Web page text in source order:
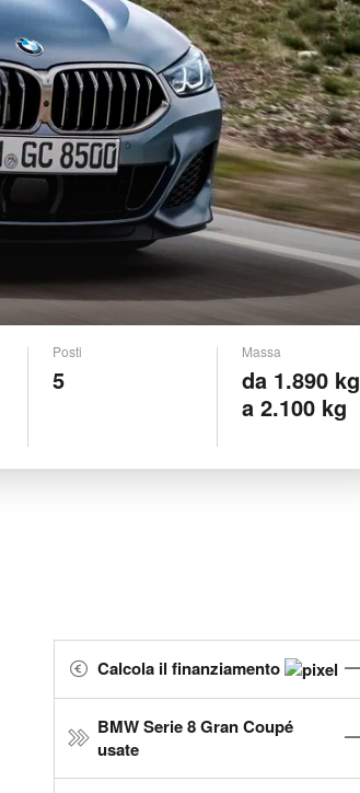
Posti
5
Massa
da 1.890 kg
a 2.100 kg
Calcola il finanziamento
BMW Serie 8 Gran Coupé
usate